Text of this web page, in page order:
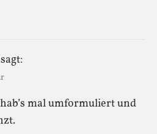
sagt:
mal umformuliert und